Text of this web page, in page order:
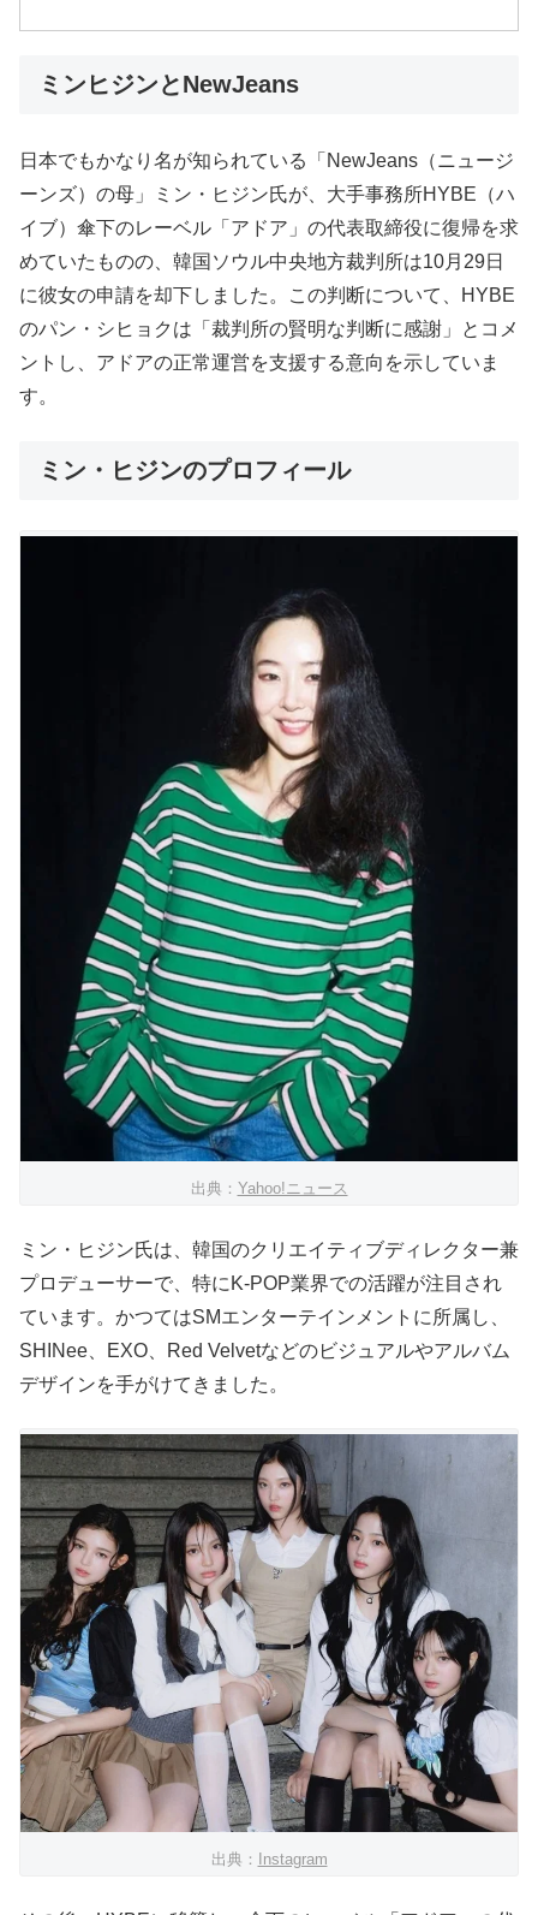
ミンヒジンとNewJeans
日本でもかなり名が知られている「NewJeans（ニュージ
ーンズ）の母」ミン・ヒジン氏が、大手事務所HYBE（ハ
イブ）傘下のレーベル「アドア」の代表取締役に復帰を求
めていたものの、韓国ソウル中央地方裁判所は10月29日
に彼女の申請を却下しました。この判断について、HYBE
のパン・シヒョクは「裁判所の賢明な判断に感謝」とコメ
ントし、アドアの正常運営を支援する意向を示していま
す。
ミン・ヒジンのプロフィール
出典： Yahoo!ニュース
ミン・ヒジン氏は、韓国のクリエイティブディレクター兼
プロデューサーで、特にK-POP業界での活躍が注目され
ています。かつてはSMエンターテインメントに所属し、
SHINee、EXO、Red Velvetなどのビジュアルやアルバム
デザインを手がけてきました。
出典： Instagram